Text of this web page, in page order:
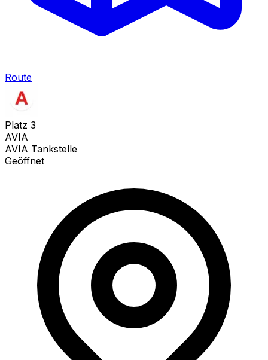
Route
Platz 3
AVIA
AVIA Tankstelle
Geöffnet